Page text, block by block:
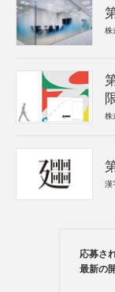
株
株
漢
応募さ
最新の